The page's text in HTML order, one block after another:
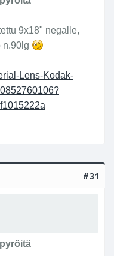
9x18" negalle,
n.90lg
Lens-Kodak-
#31